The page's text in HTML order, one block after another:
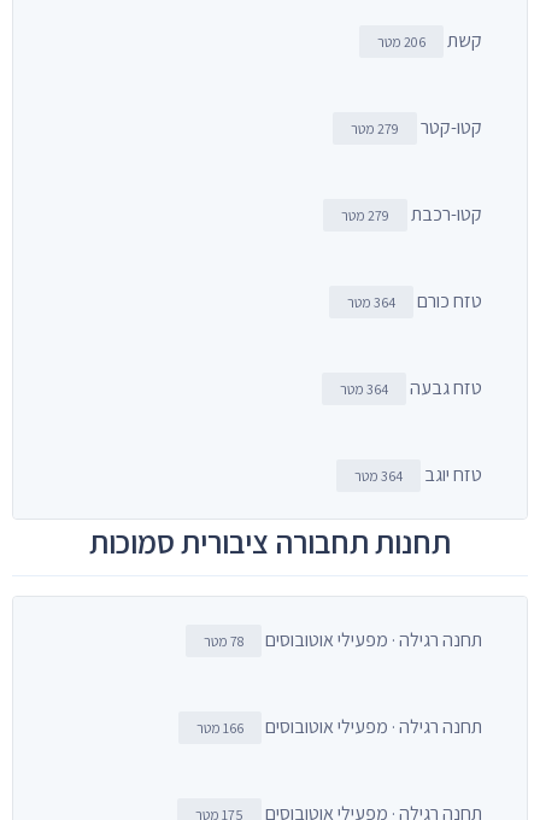
קשת 206 מטר
קטו-קטר 279 מטר
קטו-רכבת 279 מטר
טזח כורם 364 מטר
טזח גבעה 364 מטר
טזח יוגב 364 מטר
תחנות תחבורה ציבורית סמוכות
תחנה רגילה · מפעילי אוטובוסים 78 מטר
תחנה רגילה · מפעילי אוטובוסים 166 מטר
תחנה רגילה · מפעילי אוטובוסים 175 מטר